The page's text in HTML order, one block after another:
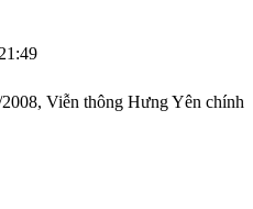
Viễn thông Hưng Yên chính